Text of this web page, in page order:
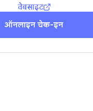
वेबसाइट
ऑनलाइन चेक-इन